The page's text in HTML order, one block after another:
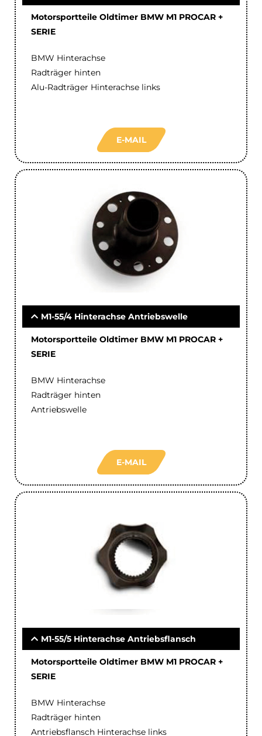
Motorsportteile Oldtimer BMW M1 PROCAR +
SERIE
BMW Hinterachse
Radträger hinten
Alu-Radträger Hinterachse links
E-MAIL
M1-55/4 Hinterachse Antriebswelle
Motorsportteile Oldtimer BMW M1 PROCAR +
SERIE
BMW Hinterachse
Radträger hinten
Antriebswelle
E-MAIL
M1-55/5 Hinterachse Antriebsflansch
Motorsportteile Oldtimer BMW M1 PROCAR +
SERIE
BMW Hinterachse
Radträger hinten
Antriebsflansch Hinterachse links